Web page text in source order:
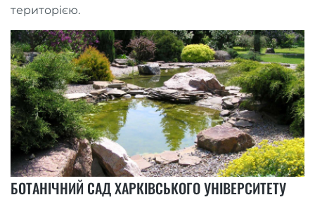
територією.
БОТАНІЧНИЙ САД ХАРКІВСЬКОГО УНІВЕРСИТЕТУ